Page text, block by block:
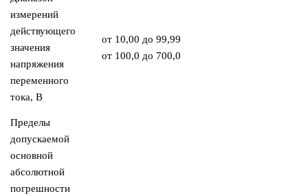
измерений
действующего
значения
напряжения
переменного
тока, В
от 10,00 до 99,99
от 100,0 до 700,0
Пределы
допускаемой
основной
абсолютной
погрешности